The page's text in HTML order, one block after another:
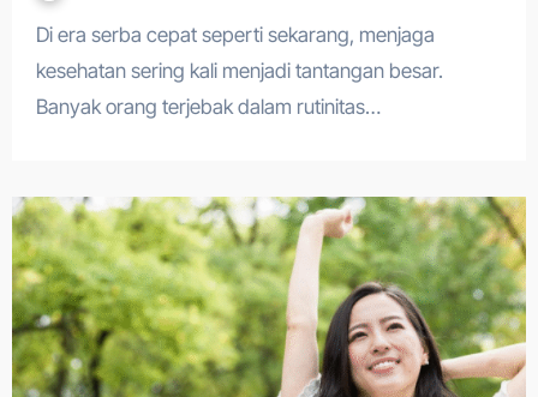
Di era serba cepat seperti sekarang, menjaga
kesehatan sering kali menjadi tantangan besar.
Banyak orang terjebak dalam rutinitas…